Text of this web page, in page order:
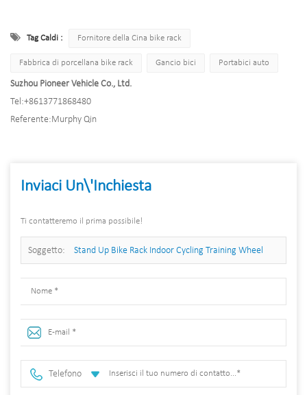
Tag Caldi : Fornitore della Cina bike rack
Fabbrica di porcellana bike rack Gancio bici Portabici auto
Suzhou Pioneer Vehicle Co., Ltd.
Tel:+8613771868480
Referente:Murphy Qin
Inviaci Un\'inchiesta
Ti contatteremo il prima possibile!
Soggetto: Stand Up Bike Rack Indoor Cycling Training Wheel
Esercizio Racing Stand per scale
Telefono